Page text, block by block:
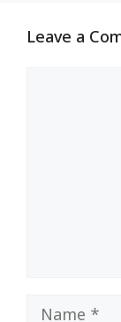
Leave a
Name